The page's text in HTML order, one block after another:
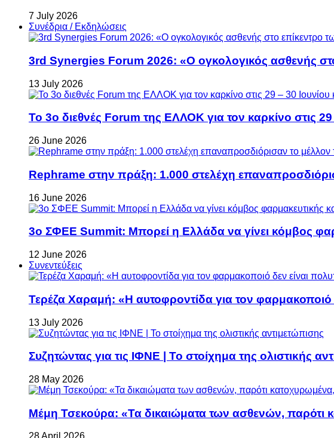
7 July 2026
Συνέδρια / Εκδηλώσεις
3rd Synergies Forum 2026: «Ο ογκολογικός ασθενής
13 July 2026
Το 3ο διεθνές Forum της ΕΛΛΟΚ για τον καρκίνο στις
26 June 2026
Rephrame στην πράξη: 1.000 στελέχη
16 June 2026
3ο ΣΦΕΕ Summit: Μπορεί η Ελλάδα να γίνει κόμβος
12 June 2026
Συνεντεύξεις
Τερέζα Χαραμή: «Η αυτοφροντίδα για τον φαρμακοποιό
13 July 2026
Συζητώντας για τις ΙΦΝΕ | Το στοίχημα της ολιστικής
28 May 2026
Μέμη Τσεκούρα: «Τα δικαιώματα των ασθενών, παρότι